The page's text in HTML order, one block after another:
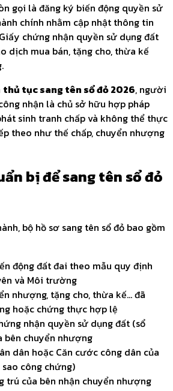
gọi là đăng ký biến động quyền sử
chính nhằm cập nhật thông tin
chứng nhận quyền sử dụng đất
dịch mua bán, tặng cho, thừa kế
thủ tục sang tên sổ đỏ 2026, người
nhận là chủ sở hữu hợp pháp
sinh tranh chấp và không thể thực
theo như thế chấp, chuyển nhượng
bị để sang tên sổ đỏ
bộ hồ sơ sang tên sổ đỏ bao gồm
động đất đai theo mẫu quy định
và Môi trường
nhượng, tặng cho, thừa kế... đã
hoặc chứng thực hợp lệ
nhận quyền sử dụng đất (sổ
bên chuyển nhượng
dân hoặc Căn cước công dân của
công chứng)
trú của bên nhận chuyển nhượng